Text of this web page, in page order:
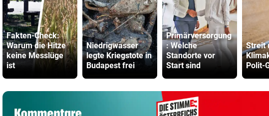
Fakten-Check:
Warum die Hitze
keine Messlüge
ist
Niedrigwasser
legte Kriegstote in
Budapest frei
Primärversorgung
: Welche
Standorte vor
Start sind
Streit
Polit-